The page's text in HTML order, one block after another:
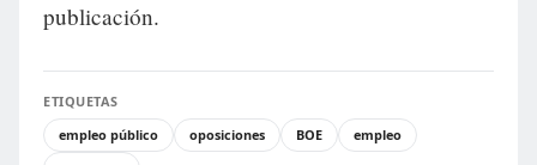
publicación.
ETIQUETAS
empleo público
oposiciones BOE
empleo